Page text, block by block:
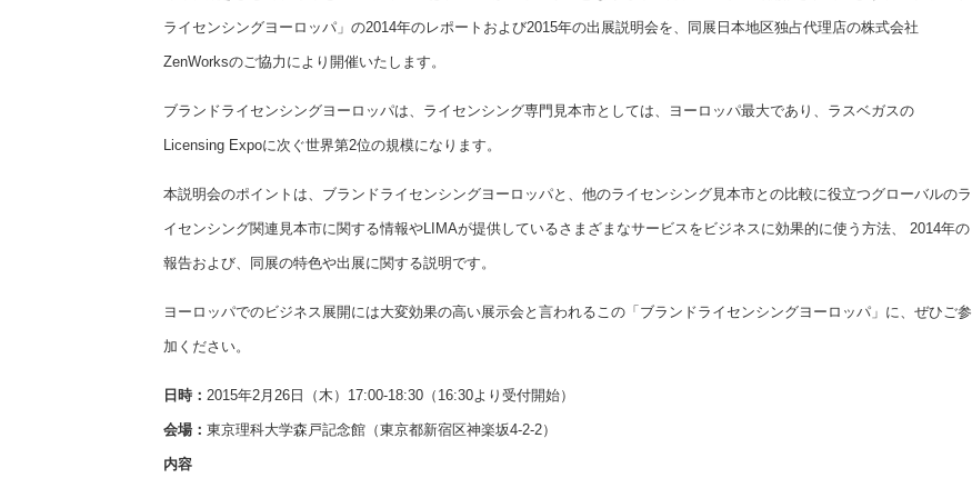
ライセンシングヨーロッパ」の2014年のレポートおよび2015年の出展説明会を、同展日本地区独占代理店の株式会社
ZenWorksのご協力により開催いたします。
ブランドライセンシングヨーロッパは、ライセンシング専門見本市としては、ヨーロッパ最大であり、ラスベガスの
Licensing Expoに次ぐ世界第2位の規模になります。
本説明会のポイントは、ブランドライセンシングヨーロッパと、他のライセンシング見本市との比較に役立つグローバルのラ
イセンシング関連見本市に関する情報やLIMAが提供しているさまざまなサービスをビジネスに効果的に使う方法、 2014年の
報告および、同展の特色や出展に関する説明です。
ヨーロッパでのビジネス展開には大変効果の高い展示会と言われるこの「ブランドライセンシングヨーロッパ」に、ぜひご参
加ください。
日時： 2015年2月26日（木）17:00-18:30（16:30より受付開始）
会場： 東京理科大学森戸記念館（東京都新宿区神楽坂4-2-2）
内容